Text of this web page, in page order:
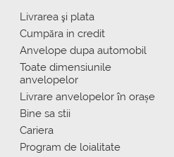
Livrarea şi plata
Сumpăra in credit
Anvelope dupa automobil
Toate dimensiunile
anvelopelor
Livrare anvelopelor în orașe
Bine sa stii
Cariera
Program de loialitate